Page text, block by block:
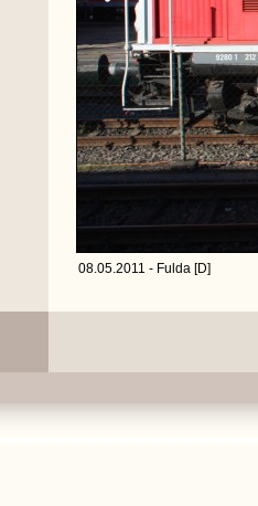
08.05.2011 - Fulda [D]